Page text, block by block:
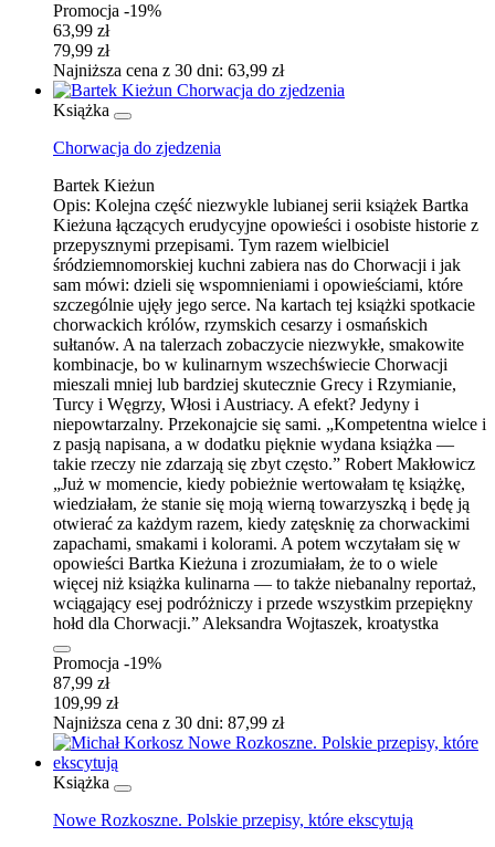
Promocja -19%
63,99 zł
79,99 zł
Najniższa cena z 30 dni: 63,99 zł
Książka
Chorwacja do zjedzenia
Bartek Kieżun
Opis: Kolejna część niezwykle lubianej serii książek Bartka
Kieżuna łączących erudycyjne opowieści i osobiste historie z
przepysznymi przepisami. Tym razem wielbiciel
śródziemnomorskiej kuchni zabiera nas do Chorwacji i jak
sam mówi: dzieli się wspomnieniami i opowieściami, które
szczególnie ujęły jego serce. Na kartach tej książki spotkacie
chorwackich królów, rzymskich cesarzy i osmańskich
sułtanów. A na talerzach zobaczycie niezwykłe, smakowite
kombinacje, bo w kulinarnym wszechświecie Chorwacji
mieszali mniej lub bardziej skutecznie Grecy i Rzymianie,
Turcy i Węgrzy, Włosi i Austriacy. A efekt? Jedyny i
niepowtarzalny. Przekonajcie się sami. „Kompetentna wielce i
z pasją napisana, a w dodatku pięknie wydana książka —
takie rzeczy nie zdarzają się zbyt często.” Robert Makłowicz
„Już w momencie, kiedy pobieżnie wertowałam tę książkę,
wiedziałam, że stanie się moją wierną towarzyszką i będę ją
otwierać za każdym razem, kiedy zatęsknię za chorwackimi
zapachami, smakami i kolorami. A potem wczytałam się w
opowieści Bartka Kieżuna i zrozumiałam, że to o wiele
więcej niż książka kulinarna — to także niebanalny reportaż,
wciągający esej podróżniczy i przede wszystkim przepiękny
hołd dla Chorwacji.” Aleksandra Wojtaszek, kroatystka
Promocja -19%
87,99 zł
109,99 zł
Najniższa cena z 30 dni: 87,99 zł
Książka
Nowe Rozkoszne. Polskie przepisy, które ekscytują